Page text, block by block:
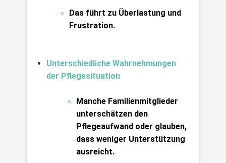
Das führt zu Überlastung und
Frustration.
Unterschiedliche Wahrnehmungen
der Pflegesituation
Manche Familienmitglieder
unterschätzen den
Pflegeaufwand oder glauben,
dass weniger Unterstützung
ausreicht.